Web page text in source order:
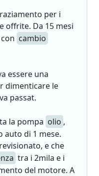
per i
offrite. Da 15 mesi
cambio
essere una
dimenticare le
passat.
la pompa olio ,
di 1 mese.
e che
tra i 2mila e i
del motore. A